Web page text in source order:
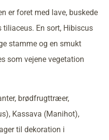
er foret med lave, buskede
En sort, Hibiscus
stamme og en smukt
som vejene vegetation
brødfrugttræer,
Kassava (Manihot),
til dekoration i